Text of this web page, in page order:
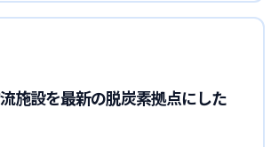
流施設を最新の脱炭素拠点にした